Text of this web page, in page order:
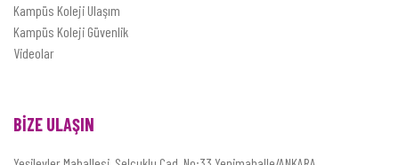
Kampüs Koleji Ulaşım
Kampüs Koleji Güvenlik
Videolar
BİZE ULAŞIN